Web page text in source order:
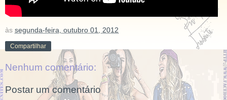
às segunda-feira, outubro 01, 2012
Compartilhar
Nenhum comentário:
Postar um comentário